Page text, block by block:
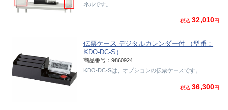
ネルです。
税込 32,010円
伝票ケース デジタルカレンダー付 （型番：
KDO-DC-S）
商品番号：9860924
KDO-DC-Sは、オプションの伝票ケースです。
税込 36,300円